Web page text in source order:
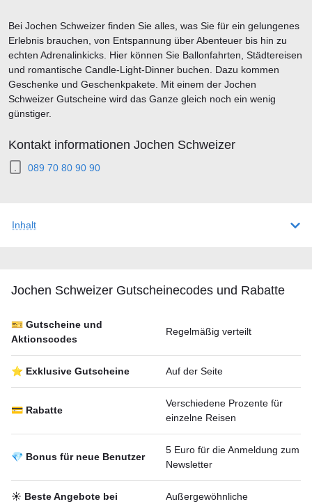
Inhalt
Jochen Schweizer Gutscheineсodes und Rabatte
🎫 Gutscheine und
Aktionscodes
Regelmäßig verteilt
⭐ Exklusive Gutscheine Auf der Seite
💳 Rabatte
Verschiedene Prozente für
einzelne Reisen
💎 Bonus für neue Benutzer
5 Euro für die Anmeldung zum
Newsletter
☀️ Beste Angebote bei
Außergewöhnliche
Bei Jochen Schweizer finden Sie alles, was Sie für ein gelungenes
Erlebnis brauchen, von Entspannung über Abenteuer bis hin zu
echten Adrenalinkicks. Hier können Sie Ballonfahrten, Städtereisen
und romantische Candle-Light-Dinner buchen. Dazu kommen
Geschenke und Geschenkpakete. Mit einem der Jochen
Schweizer Gutscheine wird das Ganze gleich noch ein wenig
günstiger.
Kontakt informationen Jochen Schweizer
089 70 80 90 90